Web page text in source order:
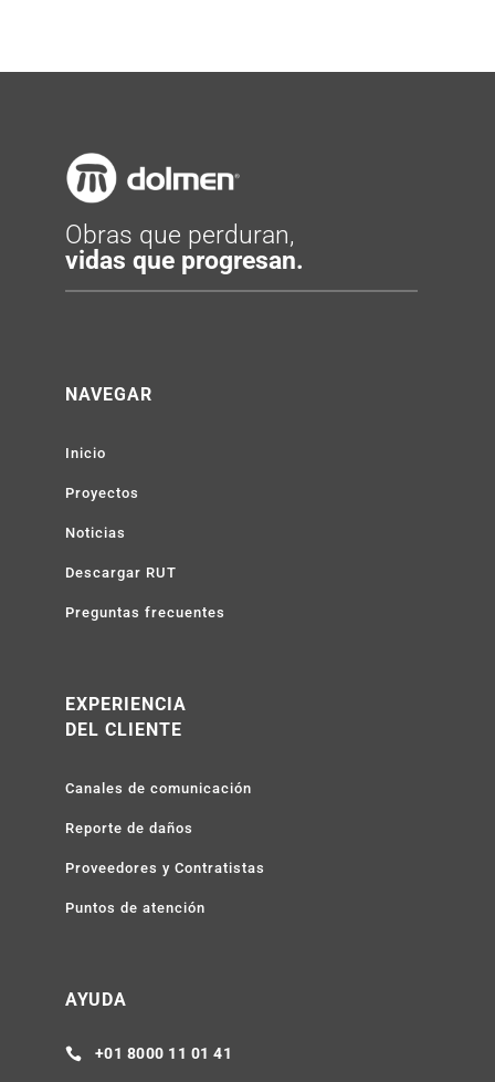
Obras que perduran,
vidas que progresan.
NAVEGAR
Inicio
Proyectos
Noticias
Descargar RUT
Preguntas frecuentes
EXPERIENCIA
DEL CLIENTE
Canales de comunicación
Reporte de daños
Proveedores y Contratistas
Puntos de atención
AYUDA
 +01 8000 11 01 41